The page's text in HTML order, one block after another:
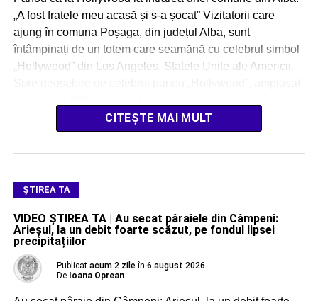
„A fost fratele meu acasă și s-a șocat” Vizitatorii care
ajung în comuna Poșaga, din județul Alba, sunt
întâmpinați de un totem care seamănă cu celebrul simbol
„Hollywood” din Los Angeles, Statele Unite ale Americii.
CITEȘTE MAI MULT
ŞTIREA TA
VIDEO ȘTIREA TA | Au secat pâraiele din Câmpeni:
Arieșul, la un debit foarte scăzut, pe fondul lipsei
precipitațiilor
Publicat acum 2 zile în 6 august 2026
De Ioana Oprean